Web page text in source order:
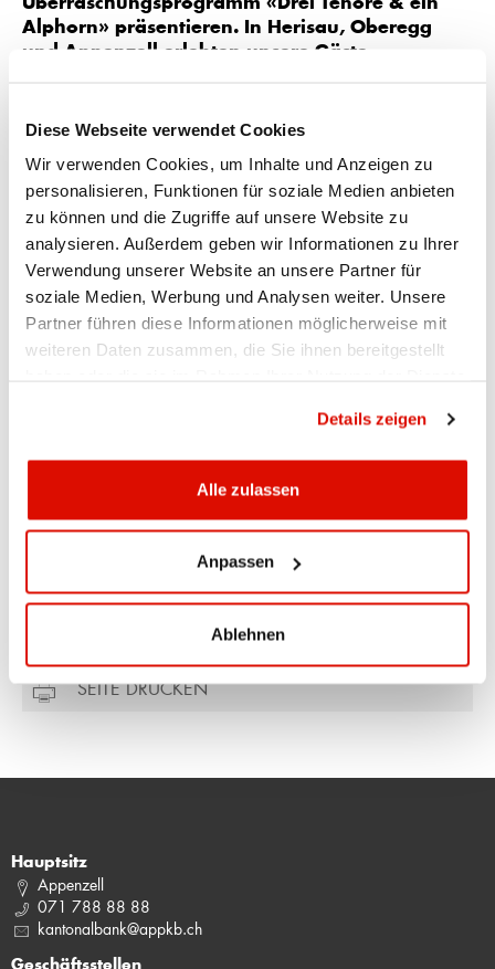
Diese Webseite verwendet Cookies
Wir verwenden Cookies, um Inhalte und Anzeigen zu
personalisieren, Funktionen für soziale Medien anbieten
zu können und die Zugriffe auf unsere Website zu
analysieren. Außerdem geben wir Informationen zu Ihrer
Verwendung unserer Website an unsere Partner für
soziale Medien, Werbung und Analysen weiter. Unsere
Partner führen diese Informationen möglicherweise mit
weiteren Daten zusammen, die Sie ihnen bereitgestellt
Details zeigen
Alle zulassen
Anpassen
Ablehnen
Überraschungsprogramm «Drei Tenöre & ein
Alphorn» präsentieren. In Herisau, Oberegg
und Appenzell erlebten unsere Gäste
Konzerte ein voller Erfolg – es freut uns, unseren
Kundinnen und Kunden besondere Momente zu
bereiten.
Hauptsitz Appenzell
071 788 88 00
ueli.manser@appkb.ch
SEITE DRUCKEN
Hauptsitz
Appenzell
071 788 88 88
kantonalbank@appkb.ch
Geschäftsstellen